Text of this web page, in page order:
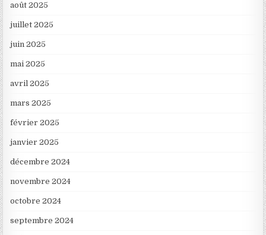
août 2025
juillet 2025
juin 2025
mai 2025
avril 2025
mars 2025
février 2025
janvier 2025
décembre 2024
novembre 2024
octobre 2024
septembre 2024